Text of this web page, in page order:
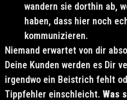
wandern sie dorthin ab,
haben, dass hier noch
kommunizieren.
Niemand erwartet von dir
Deine Kunden werden es Dir
irgendwo ein Beistrich fehlt
Tippfehler einschleicht. Was